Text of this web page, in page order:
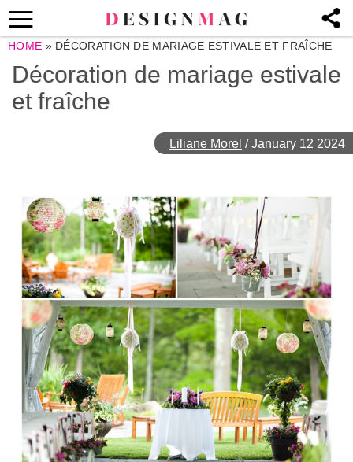
HOME » DÉCORATION DE MARIAGE ESTIVALE ET FRAÎCHE
Décoration de mariage estivale
et fraîche
Liliane Morel /January 12 2024